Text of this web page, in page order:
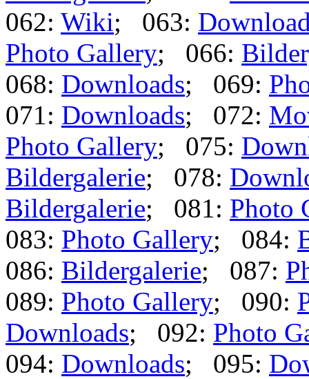
062: Wiki; 063:
Photo Gallery; 066:
068: Downloads; 069:
071: Downloads; 072:
Photo Gallery; 075:
Bildergalerie; 078:
Bildergalerie; 081: Photo
083: Photo Gallery; 084:
086: Bildergalerie; 087:
089: Photo Gallery; 090:
Downloads; 092: Photo
094: Downloads; 095: